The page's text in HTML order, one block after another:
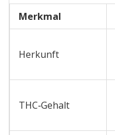
Merkmal
Herkunft
THC‑Gehalt